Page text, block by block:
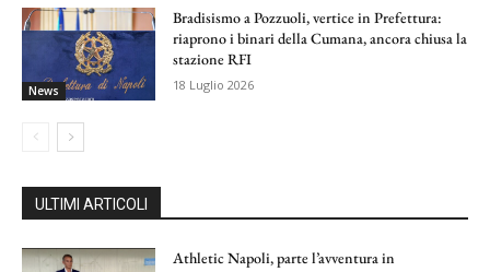
News
Bradisismo a Pozzuoli, vertice in Prefettura:
riaprono i binari della Cumana, ancora chiusa la
stazione RFI
18 Luglio 2026
ULTIMI ARTICOLI
Athletic Napoli, parte l’avventura in